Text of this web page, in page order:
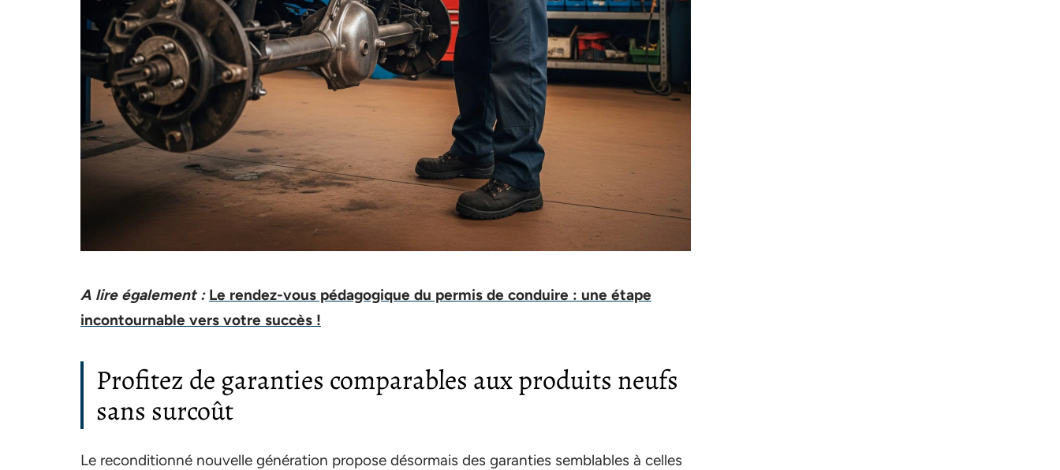
A lire également : Le rendez-vous pédagogique du permis de conduire : une étape
incontournable vers votre succès !
Profitez de garanties comparables aux produits neufs
sans surcoût
Le reconditionné nouvelle génération propose désormais des garanties semblables à celles